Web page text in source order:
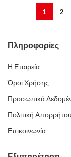
1 2
Πληροφορίες
Η Εταιρεία
Όροι Χρήσης
Προσωπικά
Πολιτική Απορρήτου
Επικοινωνία